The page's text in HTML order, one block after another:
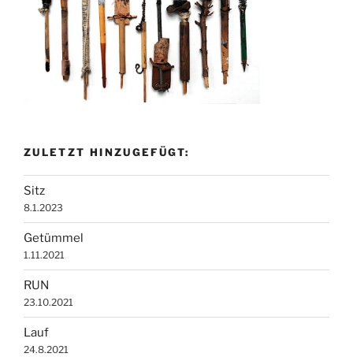
ZULETZT HINZUGEFÜGT:
Sitz
8.1.2023
Getümmel
1.11.2021
RUN
23.10.2021
Lauf
24.8.2021